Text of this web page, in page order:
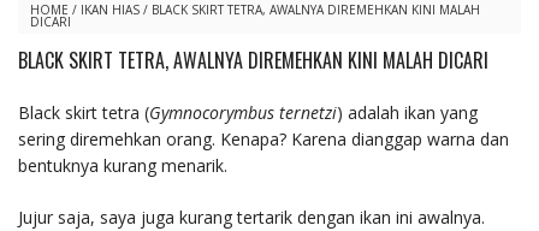
HOME / IKAN HIAS / BLACK SKIRT TETRA, AWALNYA DIREMEHKAN KINI MALAH
DICARI
BLACK SKIRT TETRA, AWALNYA DIREMEHKAN KINI MALAH DICARI
Black skirt tetra (Gymnocorymbus ternetzi) adalah ikan yang
sering diremehkan orang. Kenapa? Karena dianggap warna dan
bentuknya kurang menarik.
Jujur saja, saya juga kurang tertarik dengan ikan ini awalnya.